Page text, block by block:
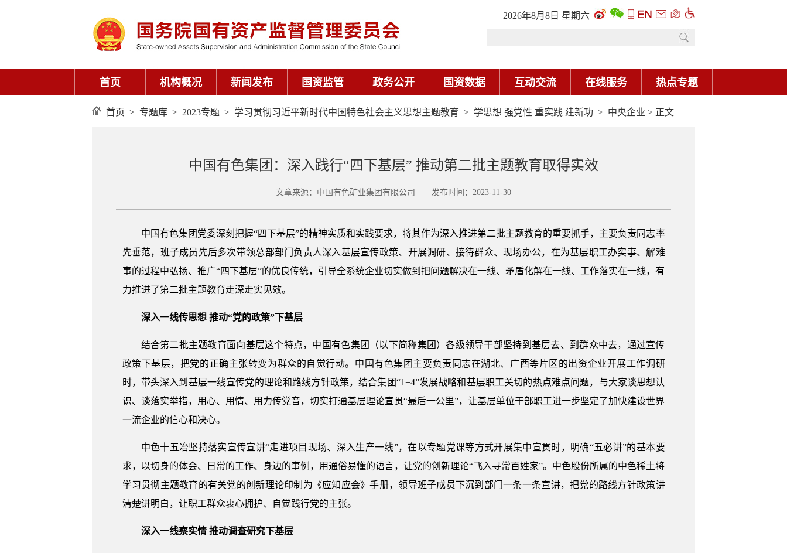
2026年8月8日 星期六
首页 机构概况 新闻发布 国资监管 政务公开 国资数据 互动交流 在线服务 热点专题
首页 > 专题库 > 2023专题 > 学习贯彻习近平新时代中国特色社会主义思想主题教育 > 学思想 强党性 重实践 建新功 > 中央企业 > 正文
中国有色集团：深入践行“四下基层” 推动第二批主题教育取得实效
文章来源：中国有色矿业集团有限公司 发布时间：2023-11-30
中国有色集团党委深刻把握“四下基层”的精神实质和实践要求，将其作为深入推进第二批主题教育的重要抓手，主要负责同志率
先垂范，班子成员先后多次带领总部部门负责人深入基层宣传政策、开展调研、接待群众、现场办公，在为基层职工办实事、解难
事的过程中弘扬、推广“四下基层”的优良传统，引导全系统企业切实做到把问题解决在一线、矛盾化解在一线、工作落实在一线，有
力推进了第二批主题教育走深走实见效。
深入一线传思想 推动“党的政策”下基层
结合第二批主题教育面向基层这个特点，中国有色集团（以下简称集团）各级领导干部坚持到基层去、到群众中去，通过宣传
政策下基层，把党的正确主张转变为群众的自觉行动。中国有色集团主要负责同志在湖北、广西等片区的出资企业开展工作调研
时，带头深入到基层一线宣传党的理论和路线方针政策，结合集团“1+4”发展战略和基层职工关切的热点难点问题，与大家谈思想认
识、谈落实举措，用心、用情、用力传党音，切实打通基层理论宣贯“最后一公里”，让基层单位干部职工进一步坚定了加快建设世界
一流企业的信心和决心。
中色十五冶坚持落实宣传宣讲“走进项目现场、深入生产一线”，在以专题党课等方式开展集中宣贯时，明确“五必讲”的基本要
求，以切身的体会、日常的工作、身边的事例，用通俗易懂的语言，让党的创新理论“飞入寻常百姓家”。中色股份所属的中色稀土将
学习贯彻主题教育的有关党的创新理论印制为《应知应会》手册，领导班子成员下沉到部门一条一条宣讲，把党的路线方针政策讲
清楚讲明白，让职工群众衷心拥护、自觉践行党的主张。
深入一线察实情 推动调查研究下基层